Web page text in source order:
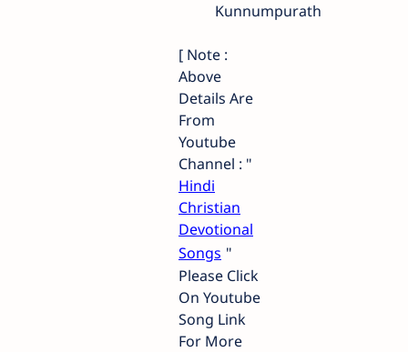
Kunnumpurath
[ Note :
Above
Details Are
From
Youtube
Channel : "
Hindi
Christian
Devotional
Songs "
Please Click
On Youtube
Song Link
For More